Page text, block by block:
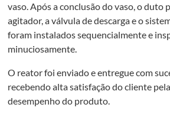
vaso. Após a conclusão do vaso, o duto
agitador, a válvula de descarga e o
foram instalados sequencialmente e
minuciosamente.
O reator foi enviado e entregue com
recebendo alta satisfação do cliente
desempenho do produto.